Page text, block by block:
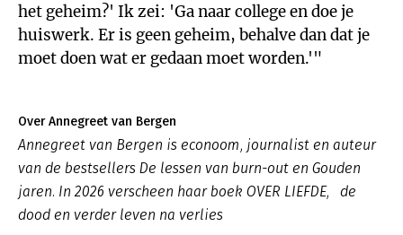
het geheim?' Ik zei: 'Ga naar college en doe je
huiswerk. Er is geen geheim, behalve dan dat je
moet doen wat er gedaan moet worden.'"
Over Annegreet van Bergen
Annegreet van Bergen is econoom, journalist en auteur
van de bestsellers De lessen van burn-out en Gouden
jaren. In 2026 verscheen haar boek OVER LIEFDE, de
dood en verder leven na verlies